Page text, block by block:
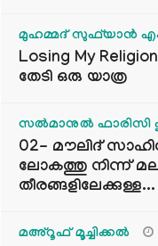
മുഹമ്മദ് സുഫ്‌യാൻ
Losing My
തേടി ഒരു യാത്ര
സൽമാനുൽ ഫാരിസി
02- മൗലിദ്
ലോകത്തു നിന്ന്
തീരങ്ങളിലേക്കുള്ള...
മഅ്റൂഫ് മൂച്ചിക്കല്‍